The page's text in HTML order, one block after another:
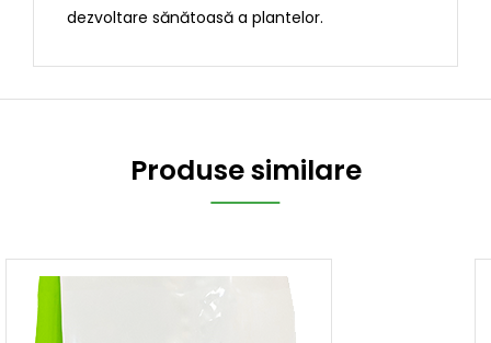
dezvoltare sănătoasă a plantelor.
Produse similare